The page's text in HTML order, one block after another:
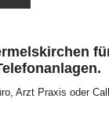
Arzt Praxis oder